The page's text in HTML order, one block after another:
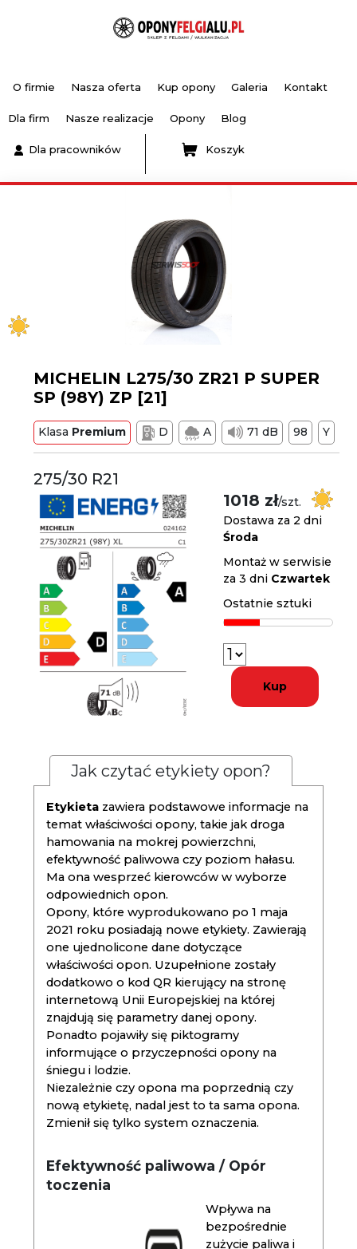
O firmie Nasza oferta Kup opony Galeria Kontakt
Dla firm Nasze realizacje Opony Blog
Dla pracowników Koszyk
MICHELIN L275/30 ZR21 P SUPER
SP (98Y) ZP [21]
Klasa Premium D A 71 dB 98 Y
275/30 R21
1018 zł/szt.
Dostawa za 2 dni
Środa
Montaż w serwisie
za 3 dni Czwartek
Ostatnie sztuki
Kup
Jak czytać etykiety opon?
Etykieta zawiera podstawowe informacje na
temat właściwości opony, takie jak droga
hamowania na mokrej powierzchni,
efektywność paliwowa czy poziom hałasu.
Ma ona wesprzeć kierowców w wyborze
odpowiednich opon.
Opony, które wyprodukowano po 1 maja
2021 roku posiadają nowe etykiety. Zawierają
one ujednolicone dane dotyczące
właściwości opon. Uzupełnione zostały
dodatkowo o kod QR kierujący na stronę
internetową Unii Europejskiej na której
znajdują się parametry danej opony.
Ponadto pojawiły się piktogramy
informujące o przyczepności opony na
śniegu i lodzie.
Niezależnie czy opona ma poprzednią czy
nową etykietę, nadal jest to ta sama opona.
Zmienił się tylko system oznaczenia.
Efektywność paliwowa / Opór
toczenia
Wpływa na
bezpośrednie
zużycie paliwa i